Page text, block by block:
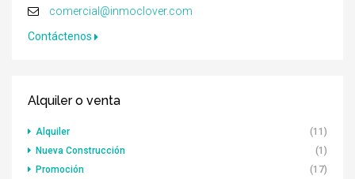
comercial@inmoclover.com
Contáctenos
Alquiler o venta
Alquiler
(11)
Nueva Construcción
(1)
Promoción
(17)